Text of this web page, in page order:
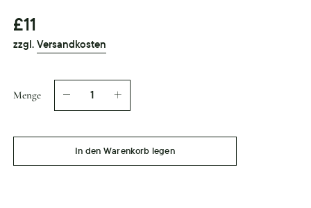
£11
zzgl.Versandkosten
Menge
In den Warenkorb legen